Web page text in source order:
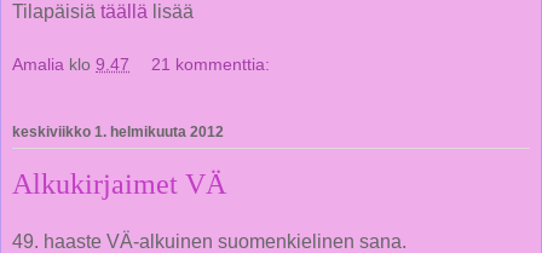
Tilapäisiä täällä lisää
Amalia klo 9.47 21 kommenttia:
keskiviikko 1. helmikuuta 2012
Alkukirjaimet VÄ
49. haaste VÄ-alkuinen suomenkielinen sana.